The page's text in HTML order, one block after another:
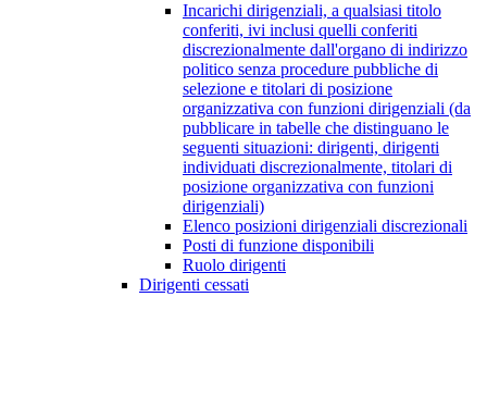
Incarichi dirigenziali, a qualsiasi titolo
conferiti, ivi inclusi quelli conferiti
discrezionalmente dall'organo di indirizzo
politico senza procedure pubbliche di
selezione e titolari di posizione
organizzativa con funzioni dirigenziali (da
pubblicare in tabelle che distinguano le
seguenti situazioni: dirigenti, dirigenti
individuati discrezionalmente, titolari di
posizione organizzativa con funzioni
dirigenziali)
Elenco posizioni dirigenziali discrezionali
Posti di funzione disponibili
Ruolo dirigenti
Dirigenti cessati